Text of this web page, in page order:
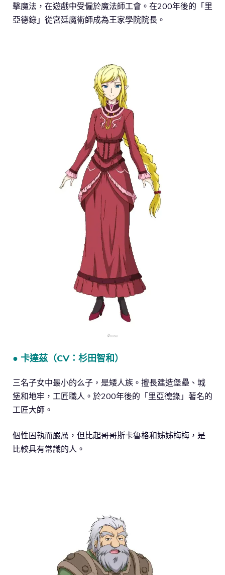
擊魔法，在遊戲中受僱於魔法師工會。在200年後的「里
亞德錄」從宮廷魔術師成為王家學院院長。
● 卡達茲（CV：杉田智和）
三名子女中最小的么子，是矮人族。擅長建造堡壘、城
堡和地牢，工匠職人。於200年後的「里亞德錄」著名的
工匠大師。
個性固執而嚴厲，但比起哥哥斯卡魯格和姊姊梅梅，是
比較具有常識的人。